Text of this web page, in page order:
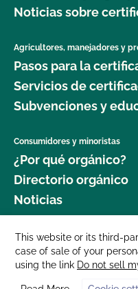
Noticias sobre
Agricultores, manejadores y
Pasos para la
Servicios de
Subvenciones y
Consumidores y minoristas
¿Por qué orgánico?
Directorio orgánico
Noticias
Donar
Carreras
Sala de prensa
This website or its third-
case of sale of your
using the link Do not sell